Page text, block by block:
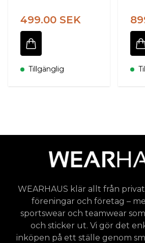
499.00 SEK
Tillgänglig
WEARHAUS klär allt från
föreningar och företag –
sportswear och teamwear
och sticker ut. Vi gör det
inköpen på ett ställe genom